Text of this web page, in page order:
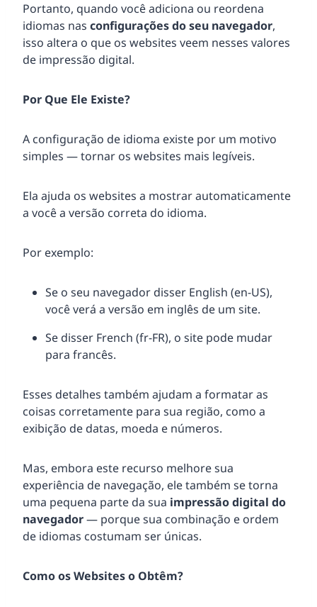
Portanto, quando você adiciona ou reordena
idiomas nas configurações do seu navegador,
isso altera o que os websites veem nesses valores
de impressão digital.
Por Que Ele Existe?
A configuração de idioma existe por um motivo
simples — tornar os websites mais legíveis.
Ela ajuda os websites a mostrar automaticamente
a você a versão correta do idioma.
Por exemplo:
Se o seu navegador disser English (en-US),
você verá a versão em inglês de um site.
Se disser French (fr-FR), o site pode mudar
para francês.
Esses detalhes também ajudam a formatar as
coisas corretamente para sua região, como a
exibição de datas, moeda e números.
Mas, embora este recurso melhore sua
experiência de navegação, ele também se torna
uma pequena parte da sua impressão digital do
navegador— porque sua combinação e ordem
de idiomas costumam ser únicas.
Como os Websites o Obtêm?